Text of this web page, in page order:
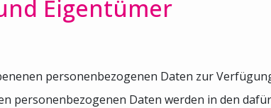
Eigentümer
personenbezogenen Daten zur
personenbezogenen Daten werden in den